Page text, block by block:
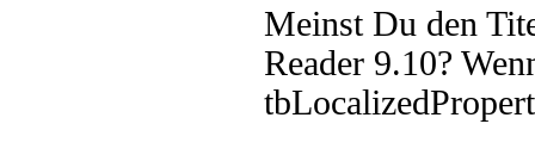
Meinst Du den
Reader 9.10?